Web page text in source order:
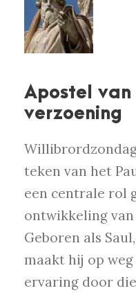
Apostel van
verzoening
teken van het
een centrale rol
ontwikkeling
Geboren als
maakt hij op weg
ervaring door